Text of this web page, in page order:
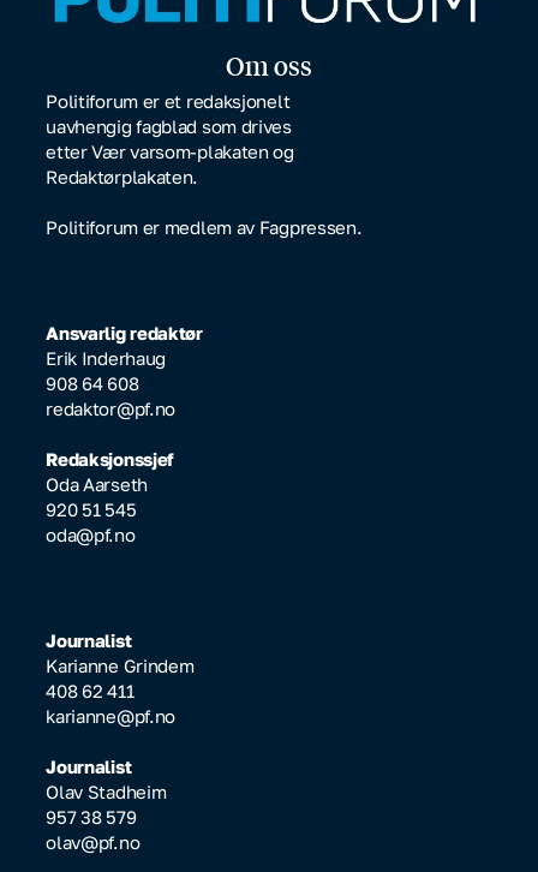
Om oss
Politiforum er et redaksjonelt
uavhengig fagblad som drives
etter Vær varsom-plakaten og
Redaktørplakaten.
Politiforum er medlem av Fagpressen.
Ansvarlig redaktør
Erik Inderhaug
908 64 608
redaktor@pf.no
Redaksjonssjef
Oda Aarseth
920 51 545
oda@pf.no
Journalist
Karianne Grindem
408 62 411
karianne@pf.no
Journalist
Olav Stadheim
957 38 579
olav@pf.no